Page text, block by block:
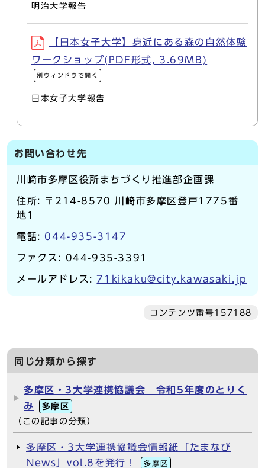
明治大学報告
【日本女子大学】身近にある森の自然体験
ワークショップ(PDF形式, 3.69MB)
別ウィンドウで開く
日本女子大学報告
お問い合わせ先
川崎市多摩区役所まちづくり推進部企画課
住所: 〒214-8570 川崎市多摩区登戸1775番
地1
電話: 044-935-3147
ファクス: 044-935-3391
メールアドレス:71kikaku@city.kawasaki.jp
コンテンツ番号157188
同じ分類から探す
多摩区・3大学連携協議会 令和5年度のとりく
み
多摩区
（この記事の分類）
多摩区・3大学連携協議会情報紙「たまなび
News」vol.8を発行！
多摩区